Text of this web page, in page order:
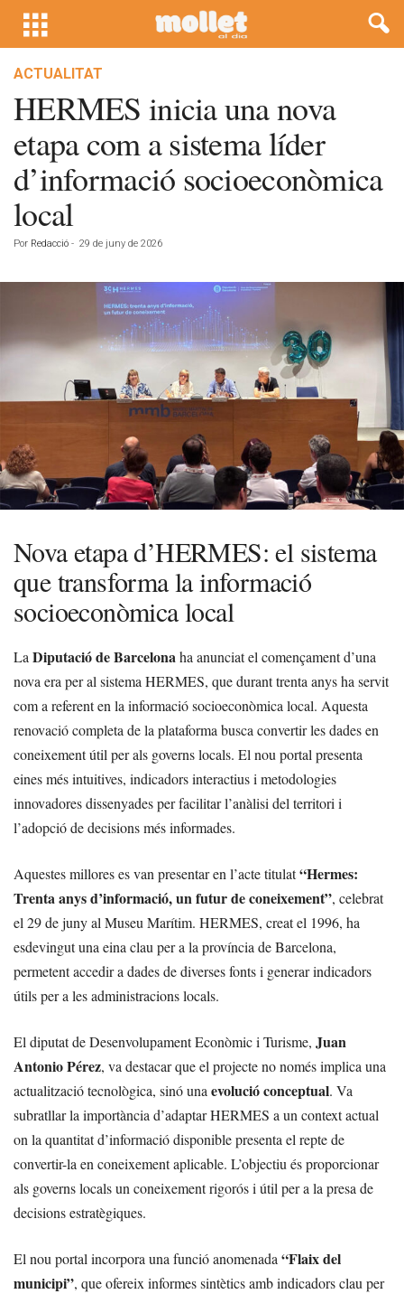
ACTUALITAT
HERMES inicia una nova
etapa com a sistema líder
d’informació socioeconòmica
local
Por Redacció - 29 de juny de 2026
Nova etapa d’HERMES: el sistema
que transforma la informació
socioeconòmica local
La Diputació de Barcelonaha anunciat el començament d’una
nova era per al sistema HERMES, que durant trenta anys ha servit
com a referent en la informació socioeconòmica local. Aquesta
renovació completa de la plataforma busca convertir les dades en
coneixement útil per als governs locals. El nou portal presenta
eines més intuitives, indicadors interactius i metodologies
innovadores dissenyades per facilitar l’anàlisi del territori i
l’adopció de decisions més informades.
Aquestes millores es van presentar en l’acte titulat“Hermes:
Trenta anys d’informació, un futur de coneixement”, celebrat
el 29 de juny al Museu Marítim. HERMES, creat el 1996, ha
esdevingut una eina clau per a la província de Barcelona,
permetent accedir a dades de diverses fonts i generar indicadors
útils per a les administracions locals.
El diputat de Desenvolupament Econòmic i Turisme, Juan
Antonio Pérez, va destacar que el projecte no només implica una
actualització tecnològica, sinó una evolució conceptual. Va
subratllar la importància d’adaptar HERMES a un context actual
on la quantitat d’informació disponible presenta el repte de
convertir-la en coneixement aplicable. L’objectiu és proporcionar
als governs locals un coneixement rigorós i útil per a la presa de
decisions estratègiques.
El nou portal incorpora una funció anomenada “Flaix del
municipi”, que ofereix informes sintètics amb indicadors clau per